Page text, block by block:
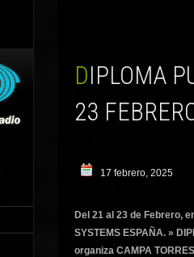
DIPLOMA PUEBLO EJEMPLAR DE ASTURIAS. DEL 21 AL
23
17 febrero, 2025
Del 21 al 23 de Febrero,
SYSTEMS ESPAÑA. »
organiza CAMPA